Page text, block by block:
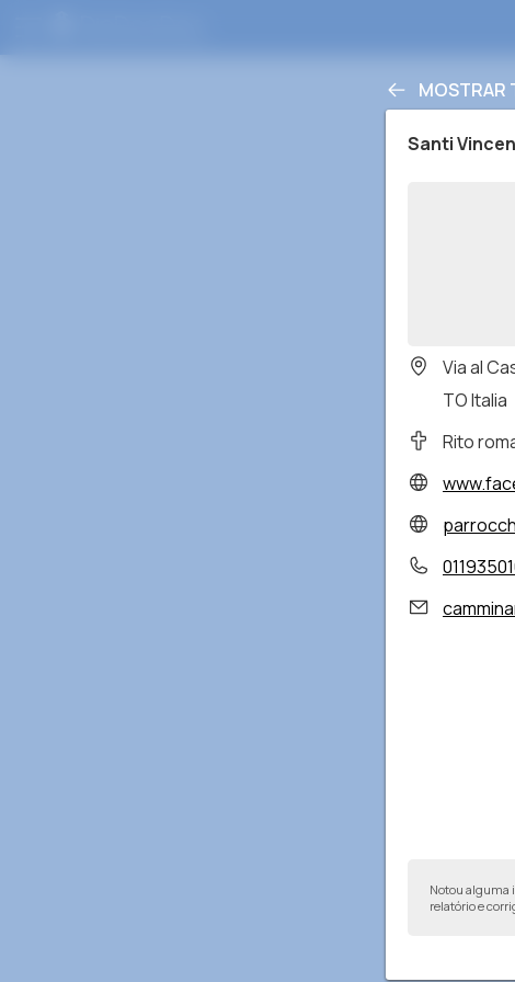
MOSTRAR
Santi
Via al
TO Italia
Rito
Notou alguma
relatório e